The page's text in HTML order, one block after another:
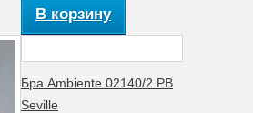
В корзину
Бра Ambiente 02140/2 PB
Seville